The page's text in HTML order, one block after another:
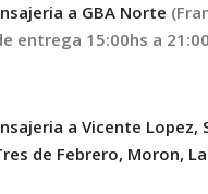
a GBA Norte
entrega 15:00hs a
a Vicente Lopez,
de Febrero, Moron, La